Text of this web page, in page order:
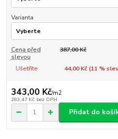
Varianta
Cena před
slevou
387,00 Kč
Ušetříte 44,00 Kč (11 %
343,00 Kč/m2
283,47 Kč bez DPH
Přidat do